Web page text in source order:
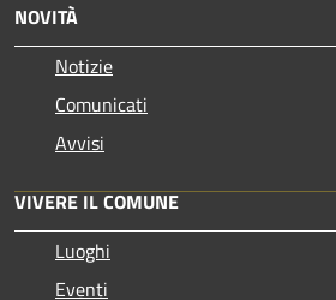
NOVITÀ
Notizie
Comunicati
Avvisi
VIVERE IL COMUNE
Luoghi
Eventi